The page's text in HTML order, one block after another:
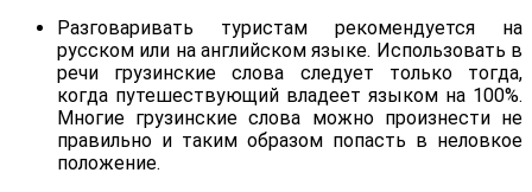
Разговаривать туристам рекомендуется на
русском или на английском языке. Использовать в
речи грузинские слова следует только тогда,
когда путешествующий владеет языком на 100%.
Многие грузинские слова можно произнести не
правильно и таким образом попасть в неловкое
положение.